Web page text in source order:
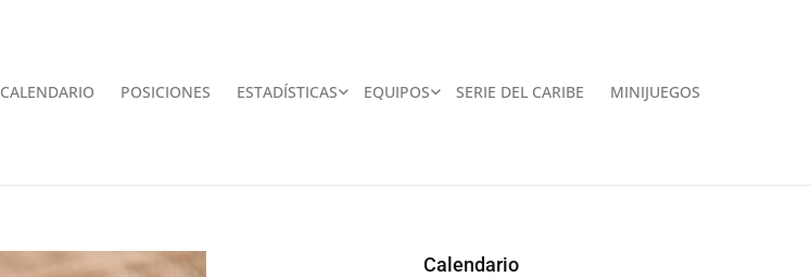
CALENDARIO POSICIONES ESTADÍSTICAS EQUIPOS SERIE DEL CARIBE MINIJUEGOS
Calendario